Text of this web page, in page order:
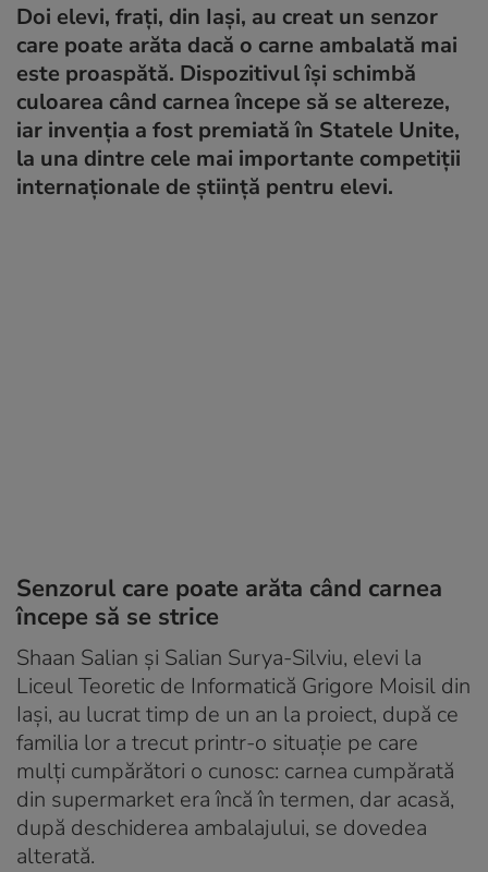
Doi elevi, frați, din Iași, au creat un senzor
care poate arăta dacă o carne ambalată mai
este proaspătă. Dispozitivul își schimbă
culoarea când carnea începe să se altereze,
iar invenția a fost premiată în Statele Unite,
la una dintre cele mai importante competiții
internaționale de știință pentru elevi.
Senzorul care poate arăta când carnea
începe să se strice
Shaan Salian și Salian Surya-Silviu, elevi la
Liceul Teoretic de Informatică Grigore Moisil din
Iași, au lucrat timp de un an la proiect, după ce
familia lor a trecut printr-o situație pe care
mulți cumpărători o cunosc: carnea cumpărată
din supermarket era încă în termen, dar acasă,
după deschiderea ambalajului, se dovedea
alterată.